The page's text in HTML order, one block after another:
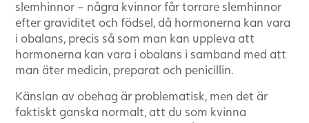
slemhinnor – några kvinnor får torrare slemhinnor
efter graviditet och födsel, då hormonerna kan vara
i obalans, precis så som man kan uppleva att
hormonerna kan vara i obalans i samband med att
man äter medicin, preparat och penicillin.
Känslan av obehag är problematisk, men det är
faktiskt ganska normalt, att du som kvinna